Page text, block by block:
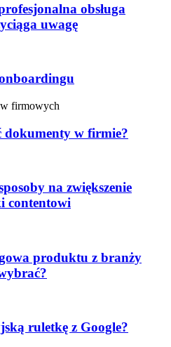
obsługa
uwagę
dokumenty w firmie?
na zwiększenie
contentowi
produktu z branży
ruletkę z Google?